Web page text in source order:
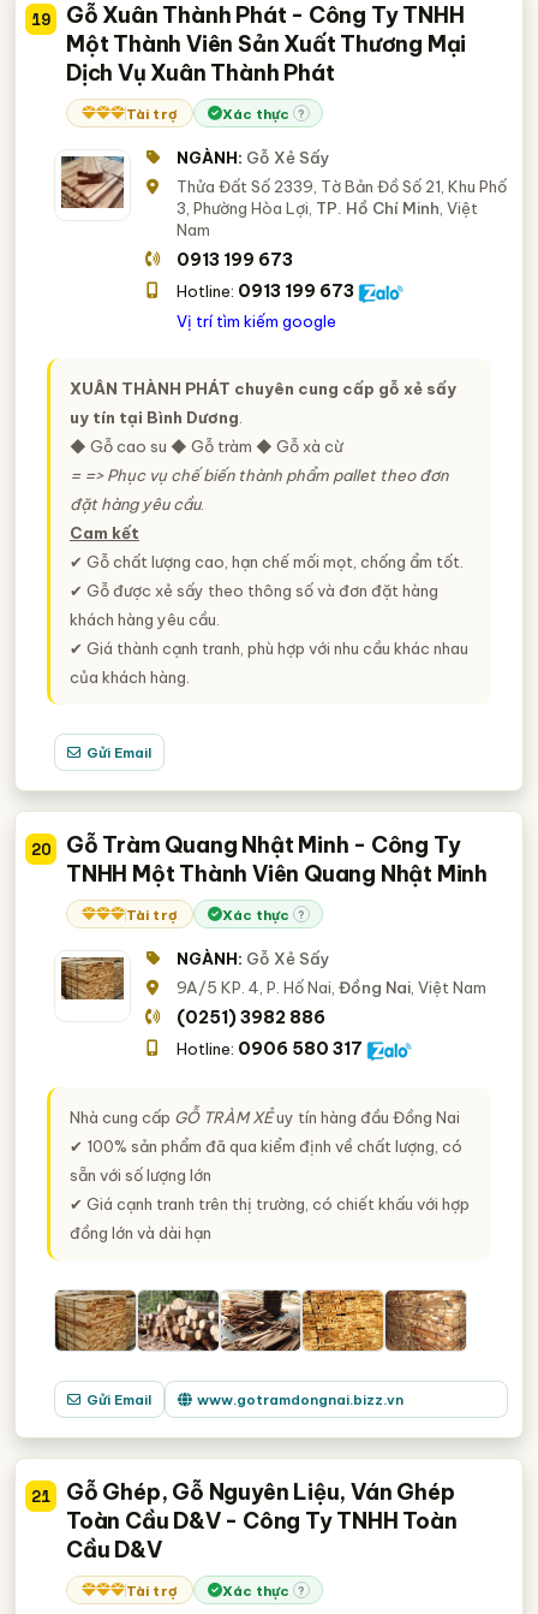
19
Gỗ Xuân Thành Phát - Công Ty TNHH
Một Thành Viên Sản Xuất Thương Mại
Dịch Vụ Xuân Thành Phát
Tài trợ Xác thực ?
NGÀNH: Gỗ Xẻ Sấy
Thửa Đất Số 2339, Tờ Bản Đồ Số 21, Khu Phố
3, Phường Hòa Lợi, TP. Hồ Chí Minh, Việt
Nam
0913 199 673
Hotline: 0913 199 673
Vị trí tìm kiếm google
XUÂN THÀNH PHÁT chuyên cung cấp gỗ xẻ sấy
uy tín tại Bình Dương.
◆ Gỗ cao su ◆ Gỗ tràm ◆ Gỗ xà cừ
= => Phục vụ chế biến thành phẩm pallet theo đơn
đặt hàng yêu cầu.
Cam kết
✔ Gỗ chất lượng cao, hạn chế mối mọt, chống ẩm tốt.
✔ Gỗ được xẻ sấy theo thông số và đơn đặt hàng
khách hàng yêu cầu.
✔ Giá thành cạnh tranh, phù hợp với nhu cầu khác nhau
của khách hàng.
Gửi Email
20
Gỗ Tràm Quang Nhật Minh - Công Ty
TNHH Một Thành Viên Quang Nhật Minh
Tài trợ Xác thực ?
NGÀNH: Gỗ Xẻ Sấy
9A/5 KP. 4, P. Hố Nai,Đồng Nai, Việt Nam
(0251) 3982 886
Hotline: 0906 580 317
Nhà cung cấp GỖ TRÀM XẺuy tín hàng đầu Đồng Nai
✔ 100% sản phẩm đã qua kiểm định về chất lượng, có
sẵn với số lượng lớn
✔ Giá cạnh tranh trên thị trường, có chiết khấu với hợp
đồng lớn và dài hạn
Gửi Email www.gotramdongnai.bizz.vn
21
Gỗ Ghép, Gỗ Nguyên Liệu, Ván Ghép
Toàn Cầu D&V - Công Ty TNHH Toàn
Cầu D&V
Tài trợ Xác thực ?